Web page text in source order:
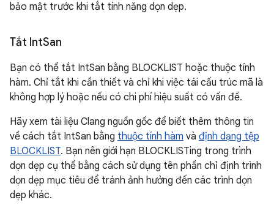
bảo mật trước khi tắt tính năng dọn dẹp.
Tắt IntSan
Bạn có thể tắt IntSan bằng BLOCKLIST hoặc thuộc tính
hàm. Chỉ tắt khi cần thiết và chỉ khi việc tái cấu trúc mã là
không hợp lý hoặc nếu có chi phí hiệu suất có vấn đề.
Hãy xem tài liệu Clang nguồn gốc để biết thêm thông tin
về cách tắt IntSan bằng thuộc tính hàm và định dạng tệp
BLOCKLIST. Bạn nên giới hạn BLOCKLISTing trong trình
dọn dẹp cụ thể bằng cách sử dụng tên phần chỉ định trình
dọn dẹp mục tiêu để tránh ảnh hưởng đến các trình dọn
dẹp khác.